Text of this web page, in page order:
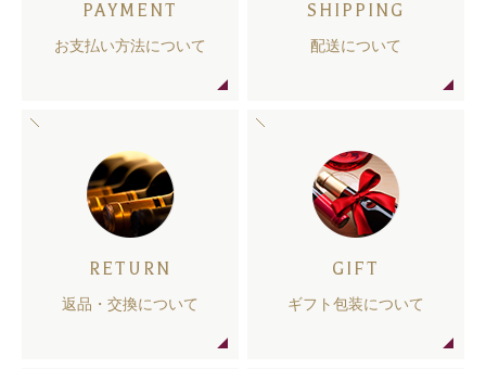
PAYMENT
お支払い方法について
SHIPPING
配送について
RETURN
返品・交換について
GIFT
ギフト包装について